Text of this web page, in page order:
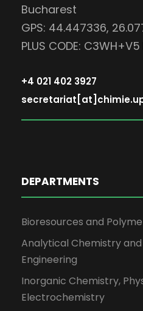
Bucharest
GPS: 44.447336,
PLUS CODE:
+4 021 402 3927
DEPARTMENTS
Bioresources and
Analytical Chemistry
Engineering
Inorganic Chemistry,
Electrochemistry